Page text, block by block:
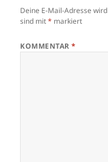
Deine E-Mail-Adresse
sind mit* markiert
KOMMENTAR*